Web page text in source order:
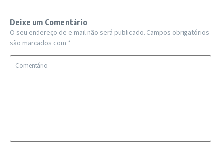
Deixe um Comentário
O seu endereço de e-mail não será publicado. Campos obrigatórios
são marcados com *